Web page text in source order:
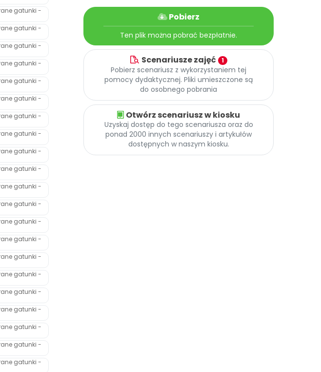
Pobierz
Ten plik można pobrać bezpłatnie.
Scenariusze zajęć 1
Pobierz scenariusz z wykorzystaniem tej
pomocy dydaktycznej. Pliki umieszczone są
do osobnego pobrania
Otwórz scenariusz w kiosku
Uzyskaj dostęp do tego scenariusza oraz do
ponad 2000 innych scenariuszy i artykułów
dostępnych w naszym kiosku.